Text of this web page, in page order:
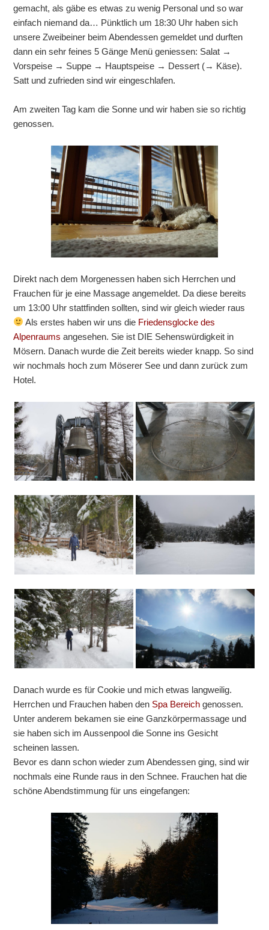
gemacht, als gäbe es etwas zu wenig Personal und so war
einfach niemand da… Pünktlich um 18:30 Uhr haben sich
unsere Zweibeiner beim Abendessen gemeldet und durften
dann ein sehr feines 5 Gänge Menü geniessen: Salat →
Vorspeise → Suppe → Hauptspeise → Dessert (→ Käse).
Satt und zufrieden sind wir eingeschlafen.
Am zweiten Tag kam die Sonne und wir haben sie so richtig
genossen.
Direkt nach dem Morgenessen haben sich Herrchen und
Frauchen für je eine Massage angemeldet. Da diese bereits
um 13:00 Uhr stattfinden sollten, sind wir gleich wieder raus
Als erstes haben wir uns die Friedensglocke des
Alpenraums angesehen. Sie ist DIE Sehenswürdigkeit in
Mösern. Danach wurde die Zeit bereits wieder knapp. So sind
wir nochmals hoch zum Möserer See und dann zurück zum
Hotel.
Danach wurde es für Cookie und mich etwas langweilig.
Herrchen und Frauchen haben den Spa Bereich genossen.
Unter anderem bekamen sie eine Ganzkörpermassage und
sie haben sich im Aussenpool die Sonne ins Gesicht
scheinen lassen.
Bevor es dann schon wieder zum Abendessen ging, sind wir
nochmals eine Runde raus in den Schnee. Frauchen hat die
schöne Abendstimmung für uns eingefangen: